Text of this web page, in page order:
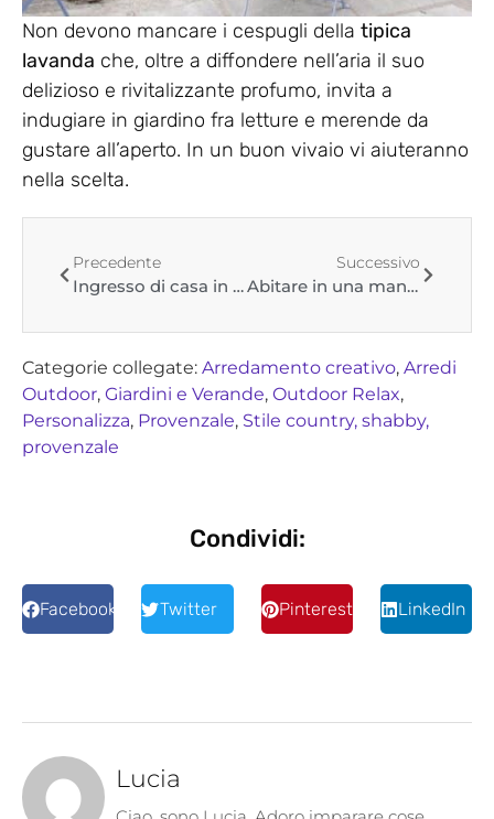
Non devono mancare i cespugli della tipica
lavanda che, oltre a diffondere nell’aria il suo
delizioso e rivitalizzante profumo, invita a
indugiare in giardino fra letture e merende da
gustare all’aperto. In un buon vivaio vi aiuteranno
nella scelta.
Precedente
Ingresso di casa in stile country? Scegli bene i mobili, i colori, gli accessori…
Successivo
Abitare in una mansarda arredata in stile decapé: un sogno!
Categorie collegate: Arredamento creativo, Arredi
Outdoor, Giardini e Verande, Outdoor Relax,
Personalizza, Provenzale, Stile country, shabby,
provenzale
Condividi:
Facebook Twitter Pinterest LinkedIn
Lucia